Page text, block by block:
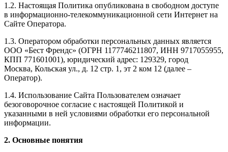
1.2. Настоящая Политика опубликована в свободном доступе
в информационно-телекоммуникационной сети Интернет на
Сайте Оператора.
1.3. Оператором обработки персональных данных является
ООО «Бест Френдс» (ОГРН 1177746211807, ИНН 9717055955,
КПП 771601001), юридический адрес: 129329, город
Москва, Кольская ул., д. 12 стр. 1, эт 2 ком 1 2 (далее –
Оператор).
1.4. Использование Сайта Пользователем означает
безоговорочное согласие с настоящей Политикой и
указанными в ней условиями обработки его персональной
информации.
2. Основные понятия